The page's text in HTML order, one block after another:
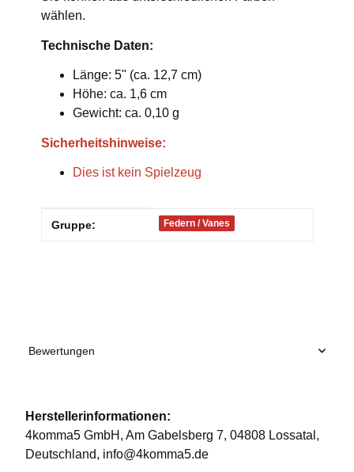
wählen.
Technische Daten:
Länge: 5" (ca. 12,7 cm)
Höhe: ca. 1,6 cm
Gewicht: ca. 0,10 g
Sicherheitshinweise:
Dies ist kein Spielzeug
Produkteigenschaft
Wert
Gruppe: Federn / Vanes
Bewertungen
Herstellerinformationen:
4komma5 GmbH, Am Gabelsberg 7, 04808 Lossatal,
Deutschland, info@4komma5.de